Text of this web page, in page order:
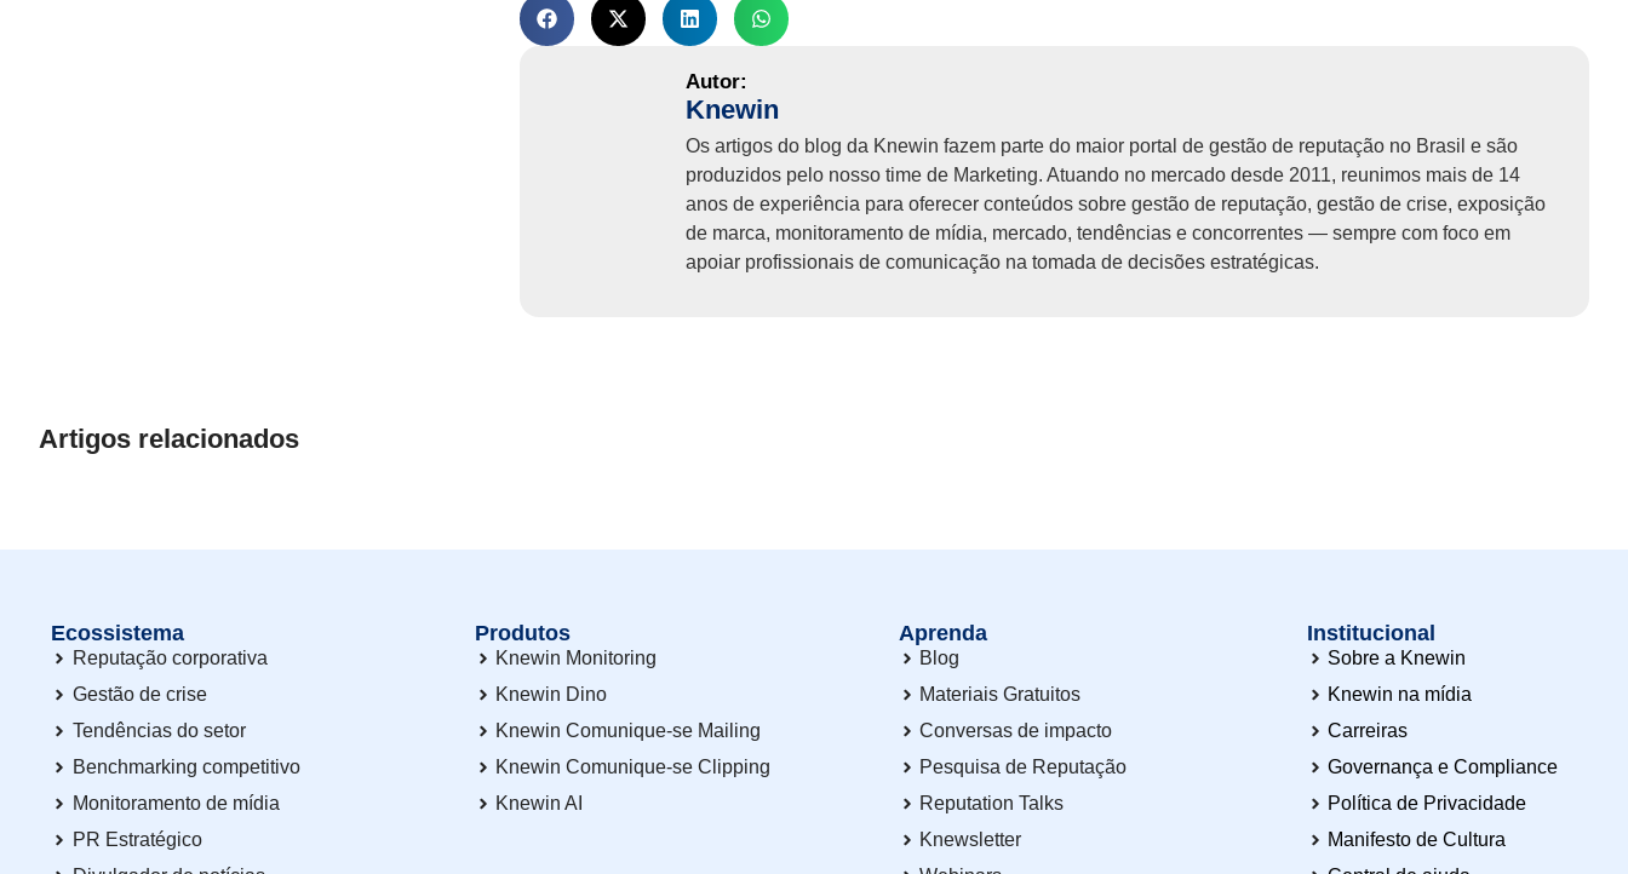
Knewin
Os artigos do blog da Knewin fazem parte do maior portal de gestão de reputação no Brasil e são
produzidos pelo nosso time de Marketing. Atuando no mercado desde 2011, reunimos mais de 14
anos de experiência para oferecer conteúdos sobre gestão de reputação, gestão de crise, exposição
de marca, monitoramento de mídia, mercado, tendências e concorrentes — sempre com foco em
apoiar profissionais de comunicação na tomada de decisões estratégicas.
Artigos relacionados
Ecossistema
Reputação corporativa
Gestão de crise
Tendências do setor
Benchmarking competitivo
Monitoramento de mídia
PR Estratégico
Produtos
Knewin Monitoring
Knewin Dino
Knewin Comunique-se Mailing
Knewin Comunique-se Clipping
Knewin AI
Aprenda
Blog
Materiais Gratuitos
Conversas de impacto
Pesquisa de Reputação
Reputation Talks
Knewsletter
Institucional
Sobre a Knewin
Knewin na mídia
Carreiras
Governança e Compliance
Política de Privacidade
Manifesto de Cultura